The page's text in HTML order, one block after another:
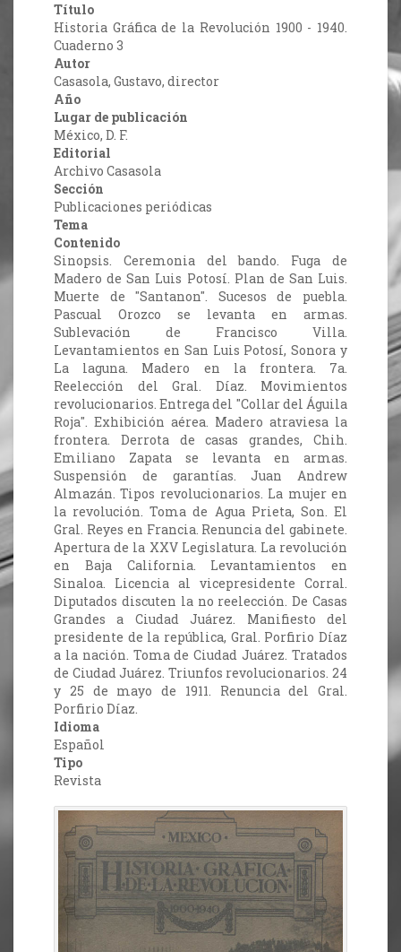
Título
Historia Gráfica de la Revolución 1900 - 1940.
Cuaderno 3
Autor
Casasola, Gustavo, director
Año
Lugar de publicación
México, D. F.
Editorial
Archivo Casasola
Sección
Publicaciones periódicas
Tema
Contenido
Sinopsis. Ceremonia del bando. Fuga de
Madero de San Luis Potosí. Plan de San Luis.
Muerte de "Santanon". Sucesos de puebla.
Pascual Orozco se levanta en armas.
Sublevación de Francisco Villa.
Levantamientos en San Luis Potosí, Sonora y
La laguna. Madero en la frontera. 7a.
Reelección del Gral. Díaz. Movimientos
revolucionarios. Entrega del "Collar del Águila
Roja". Exhibición aérea. Madero atraviesa la
frontera. Derrota de casas grandes, Chih.
Emiliano Zapata se levanta en armas.
Suspensión de garantías. Juan Andrew
Almazán. Tipos revolucionarios. La mujer en
la revolución. Toma de Agua Prieta, Son. El
Gral. Reyes en Francia. Renuncia del gabinete.
Apertura de la XXV Legislatura. La revolución
en Baja California. Levantamientos en
Sinaloa. Licencia al vicepresidente Corral.
Diputados discuten la no reelección. De Casas
Grandes a Ciudad Juárez. Manifiesto del
presidente de la república, Gral. Porfirio Díaz
a la nación. Toma de Ciudad Juárez. Tratados
de Ciudad Juárez. Triunfos revolucionarios. 24
y 25 de mayo de 1911. Renuncia del Gral.
Porfirio Díaz.
Idioma
Español
Tipo
Revista